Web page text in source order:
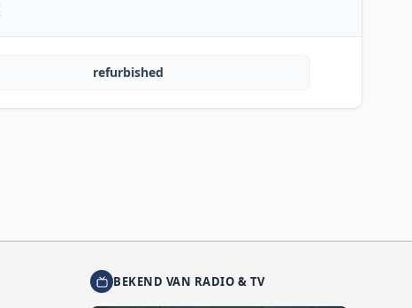
refurbished
BEKEND VAN RADIO & TV